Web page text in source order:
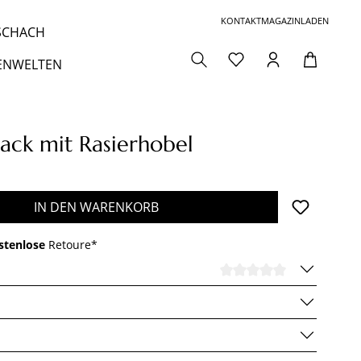
KONTAKTMAGAZINLADEN
mit Rasierhobel
gewünschten Wert ein oder benutze
IN DEN WARENKORB
Retoure*